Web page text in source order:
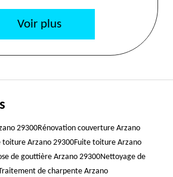
Voir plus
29300Rénovation couverture Arzano
toiture Arzano 29300Fuite toiture Arzano
de gouttière Arzano 29300Nettoyage de
de charpente Arzano